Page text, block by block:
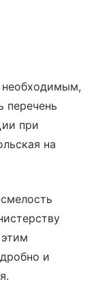
необходимым,
перечень
при
на
и